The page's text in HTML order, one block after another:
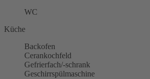
WC
Küche
Backofen
Cerankochfeld
Gefrierfach/-schrank
Geschirrspülmaschine